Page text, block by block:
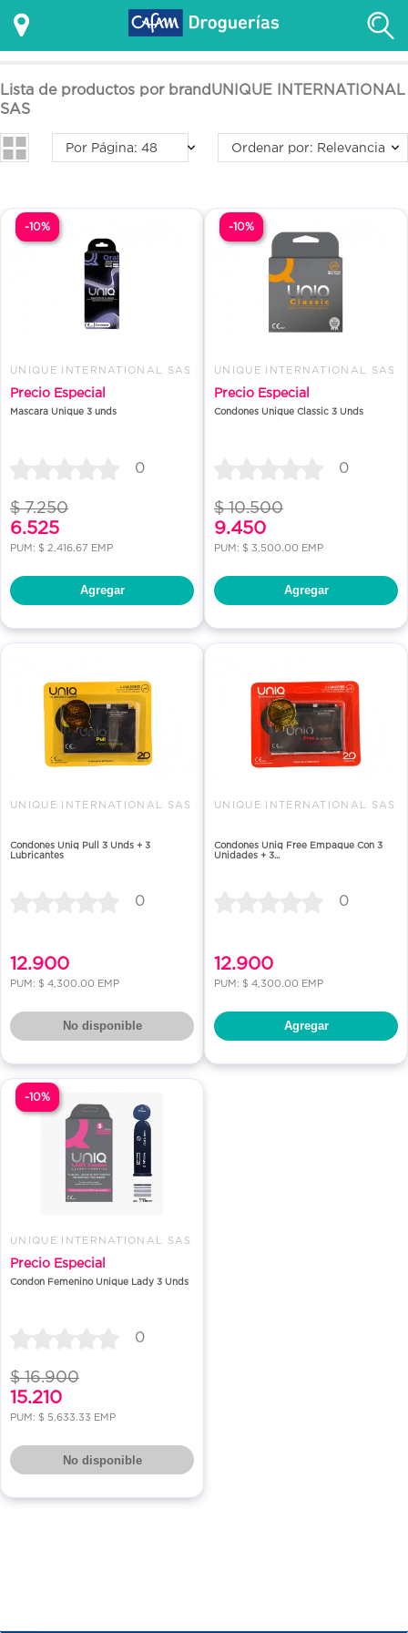
Lista de productos por brandUNIQUE INTERNATIONAL
SAS
Por Página: 48 Ordenar por: Relevancia
UNIQUE INTERNATIONAL SAS
Precio Especial
Mascara Unique 3 unds
0
$ 7.250
6.525
PUM: $ 2,416.67 EMP
Agregar
-10%
UNIQUE INTERNATIONAL SAS
Precio Especial
Condones Unique Classic 3 Unds
0
$ 10.500
9.450
PUM: $ 3,500.00 EMP
Agregar
-10%
UNIQUE INTERNATIONAL SAS
Condones Uniq Pull 3 Unds + 3
Lubricantes
0
12.900
PUM: $ 4,300.00 EMP
No disponible
UNIQUE INTERNATIONAL SAS
Condones Uniq Free Empaque Con 3
Unidades + 3...
0
12.900
PUM: $ 4,300.00 EMP
Agregar
UNIQUE INTERNATIONAL SAS
Precio Especial
Condon Femenino Unique Lady 3 Unds
0
$ 16.900
15.210
PUM: $ 5,633.33 EMP
No disponible
-10%